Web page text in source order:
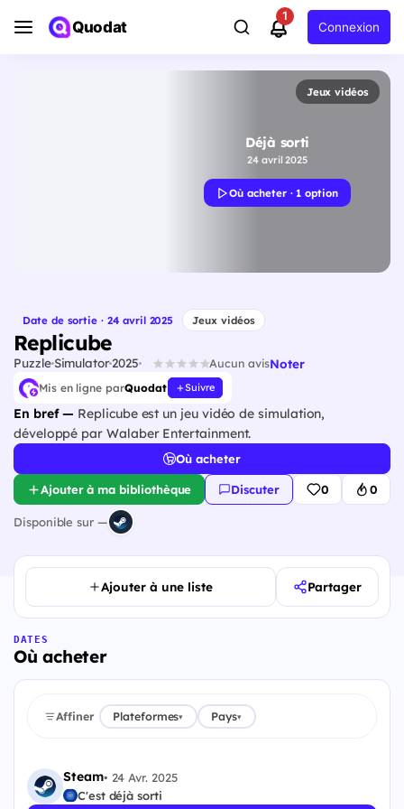
Quodat
1
Connexion
Jeux vidéos
Déjà sorti
24 avril 2025
Où acheter · 1 option
Date de sortie · 24 avril 2025 Jeux vidéos
Replicube
PuzzleSimulator2025 Aucun avisNoter
Mis en ligne parQuodat Suivre
En bref — Replicube est un jeu vidéo de simulation,
développé par Walaber Entertainment.
Où acheter
Ajouter à ma bibliothèque Discuter 0 0
Disponible sur —
Ajouter à une liste Partager
DATES
Où acheter
Affiner Plateformes▾ Pays▾
Steam• 24 Avr. 2025
C'est déjà sorti